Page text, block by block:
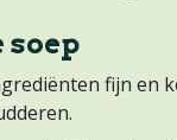
soep
fijn en